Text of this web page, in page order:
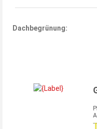
Dachbegrünung: